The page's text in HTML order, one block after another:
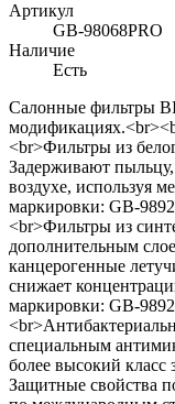
Артикул
GB-98068PRO
Наличие
Есть
Салонные фильтры
<br>Фильтры из
Задерживают
воздухе, используя
маркировки: GB-
<br>Фильтры из
дополнительным
канцерогенные
снижает
маркировки: GB-
специальным
более высокий класс
Защитные свойства